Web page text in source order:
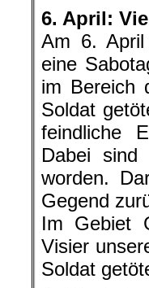
6. April:
Am 6.
eine
im Bereich
Soldat
feindliche
Dabei
worden.
Gegend
Im Gebiet
Visier
Soldat